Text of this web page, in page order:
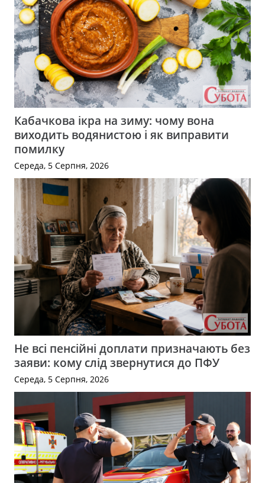
Кабачкова ікра на зиму: чому вона
виходить водянистою і як виправити
помилку
Середа, 5 Серпня, 2026
Не всі пенсійні доплати призначають без
заяви: кому слід звернутися до ПФУ
Середа, 5 Серпня, 2026